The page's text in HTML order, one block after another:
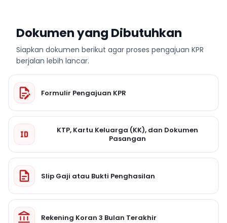
Dokumen yang Dibutuhkan
Siapkan dokumen berikut agar proses pengajuan KPR
berjalan lebih lancar.
Formulir Pengajuan KPR
KTP, Kartu Keluarga (KK), dan Dokumen
Pasangan
Slip Gaji atau Bukti Penghasilan
Rekening Koran 3 Bulan Terakhir